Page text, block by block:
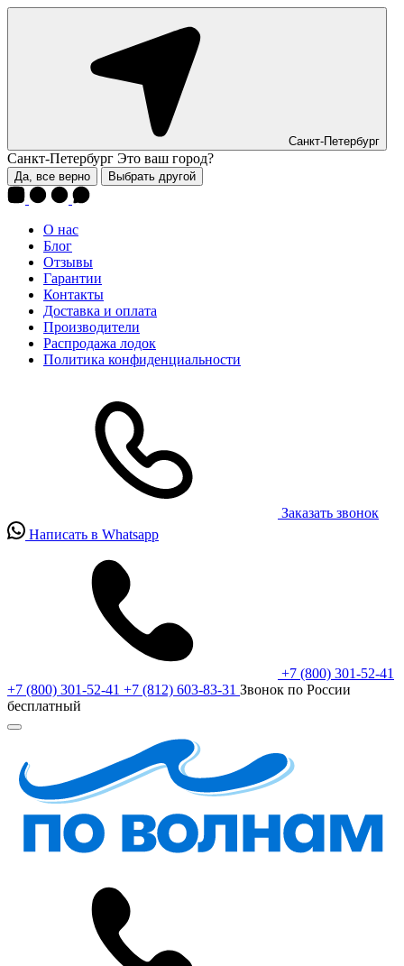
Санкт-Петербург
Санкт-Петербург Это ваш город?
Да, все верно Выбрать другой
О нас
Блог
Отзывы
Гарантии
Контакты
Доставка и оплата
Производители
Распродажа лодок
Политика конфиденциальности
Заказать звонок
Написать в Whatsapp
+7 (800) 301-52-41
+7 (800) 301-52-41 +7 (812) 603-83-31 Звонок по России
бесплатный